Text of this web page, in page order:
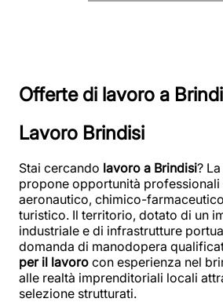
Offerte di lavoro a
Lavoro Brindisi
Stai cercando lavoro a Brindisi?
propone opportunità professionali
aeronautico, chimico-
turistico. Il territorio, dotato di un
industriale e di infrastrutture
domanda di manodopera
per il lavoro con esperienza nel
alle realtà imprenditoriali locali
selezione strutturati.